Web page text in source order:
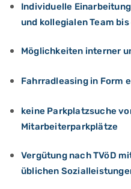
Individuelle
und kollegialen Team
Möglichkeiten interner
Fahrradleasing in Form
keine Parkplatzsuche
Mitarbeiterparkplätze
Vergütung nach TVöD
üblichen